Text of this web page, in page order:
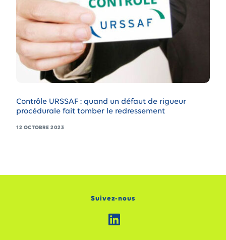
Contrôle URSSAF : quand un défaut de rigueur
procédurale fait tomber le redressement
12 OCTOBRE 2023
Suivez-nous